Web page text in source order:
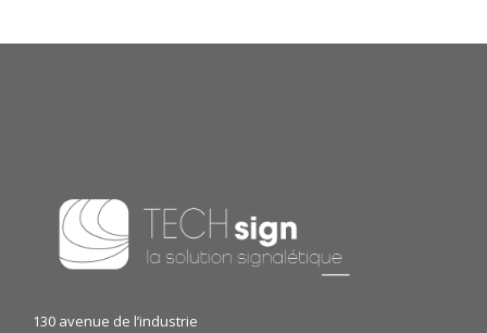
130 avenue de l’industrie